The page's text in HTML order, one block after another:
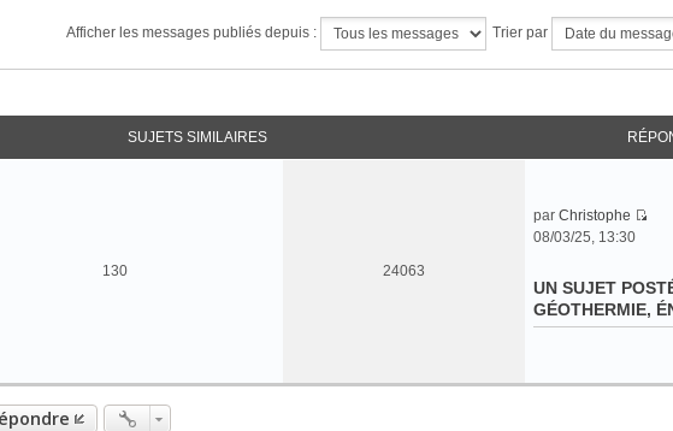
Afficher les messages publiés depuis : Trier par
SUJETS SIMILAIRES
130 24063
par Christophe
s
u
e
08/03/25, 13:30
UN SUJET
GÉOTHERMIE,